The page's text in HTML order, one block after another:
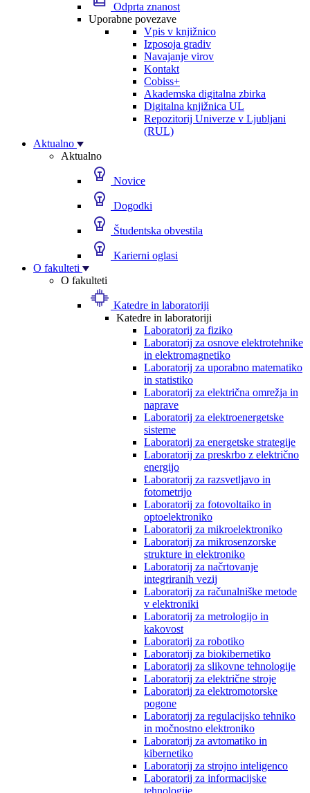
Odprta znanost
Uporabne povezave
Vpis v knjižnico
Izposoja gradiv
Navajanje virov
Kontakt
Cobiss+
Akademska digitalna zbirka
Digitalna knjižnica UL
Repozitorij Univerze v Ljubljani
(RUL)
Aktualno
Aktualno
Novice
Dogodki
Študentska obvestila
Karierni oglasi
O fakulteti
O fakulteti
Katedre in laboratoriji
Katedre in laboratoriji
Laboratorij za fiziko
Laboratorij za osnove elektrotehnike
in elektromagnetiko
Laboratorij za uporabno matematiko
in statistiko
Laboratorij za električna omrežja in
naprave
Laboratorij za elektroenergetske
sisteme
Laboratorij za energetske strategije
Laboratorij za preskrbo z električno
energijo
Laboratorij za razsvetljavo in
fotometrijo
Laboratorij za fotovoltaiko in
optoelektroniko
Laboratorij za mikroelektroniko
Laboratorij za mikrosenzorske
strukture in elektroniko
Laboratorij za načrtovanje
integriranih vezij
Laboratorij za računalniške metode
v elektroniki
Laboratorij za metrologijo in
kakovost
Laboratorij za robotiko
Laboratorij za biokibernetiko
Laboratorij za slikovne tehnologije
Laboratorij za električne stroje
Laboratorij za elektromotorske
pogone
Laboratorij za regulacijsko tehniko
in močnostno elektroniko
Laboratorij za avtomatiko in
kibernetiko
Laboratorij za strojno inteligenco
Laboratorij za informacijske
tehnologije